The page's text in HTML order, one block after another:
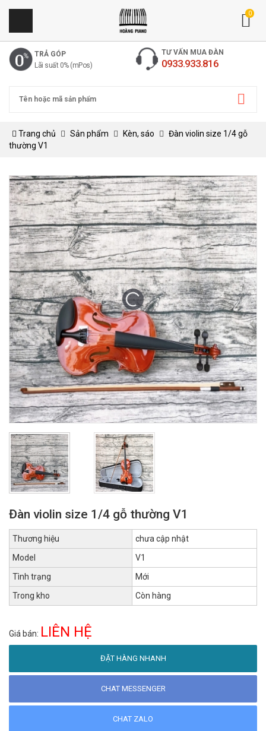
0
TRẢ GÓP
Lãi suất 0% (mPos)
TƯ VẤN MUA ĐÀN
0933.933.816
Trang chủ Sản phẩm Kèn, sáo
Đàn violin size 1/4 gỗ
thường V1
Đàn violin size 1/4 gỗ thường V1
Thương hiệu
chưa cập nhật
Model
V1
Tình trạng
Mới
Trong kho
Còn hàng
Giá bán: LIÊN HỆ
ĐẶT HÀNG NHANH
CHAT MESSENGER
CHAT ZALO